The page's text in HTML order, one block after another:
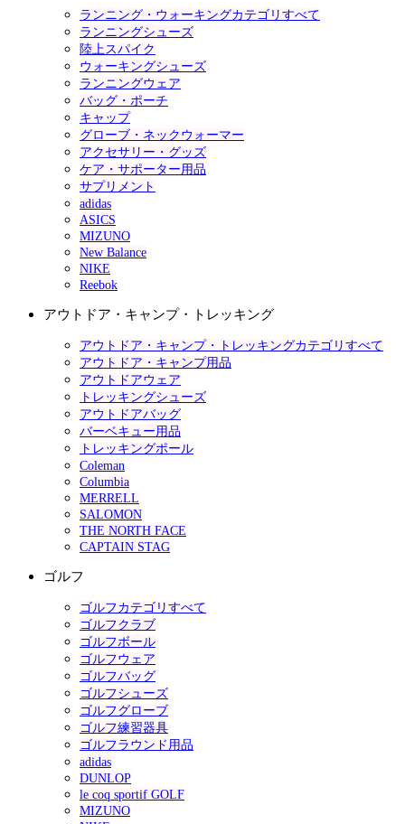
ランニング・ウォーキングカテゴリすべて
ランニングシューズ
陸上スパイク
ウォーキングシューズ
ランニングウェア
バッグ・ポーチ
キャップ
グローブ・ネックウォーマー
アクセサリー・グッズ
ケア・サポーター用品
サプリメント
adidas
ASICS
MIZUNO
New Balance
NIKE
Reebok
アウトドア・キャンプ・トレッキング
アウトドア・キャンプ・トレッキングカテゴリすべて
アウトドア・キャンプ用品
アウトドアウェア
トレッキングシューズ
アウトドアバッグ
バーベキュー用品
トレッキングポール
Coleman
Columbia
MERRELL
SALOMON
THE NORTH FACE
CAPTAIN STAG
ゴルフ
ゴルフカテゴリすべて
ゴルフクラブ
ゴルフボール
ゴルフウェア
ゴルフバッグ
ゴルフシューズ
ゴルフグローブ
ゴルフ練習器具
ゴルフラウンド用品
adidas
DUNLOP
le coq sportif GOLF
MIZUNO